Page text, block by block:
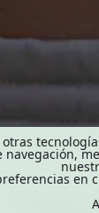
en